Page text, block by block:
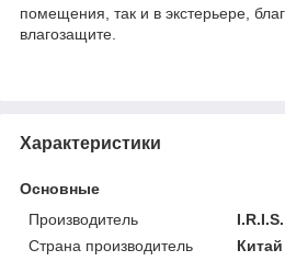
помещения, так и в экстерьере,
влагозащите.
Характеристики
Основные
Производитель
I.R.I.S.
Страна производитель
Китай